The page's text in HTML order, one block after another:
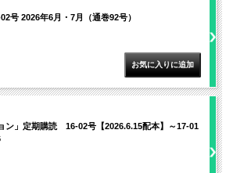
号 2026年6月・7月（通巻92号）
ン」定期購読 16-02号【2026.6.15配本】～17-01